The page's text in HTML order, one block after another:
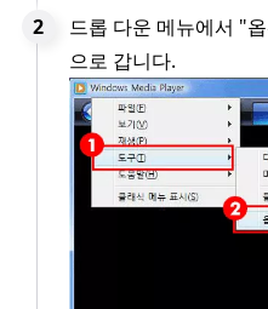
드롭 다운 메뉴에서 "
으로 갑니다.